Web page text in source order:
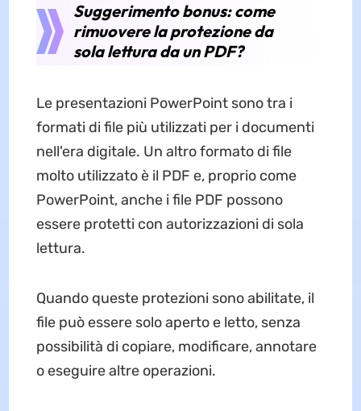
Suggerimento bonus: come
rimuovere la protezione da
sola lettura da un PDF?
Le presentazioni PowerPoint sono tra i
formati di file più utilizzati per i documenti
nell'era digitale. Un altro formato di file
molto utilizzato è il PDF e, proprio come
PowerPoint, anche i file PDF possono
essere protetti con autorizzazioni di sola
lettura.
Quando queste protezioni sono abilitate, il
file può essere solo aperto e letto, senza
possibilità di copiare, modificare, annotare
o eseguire altre operazioni.